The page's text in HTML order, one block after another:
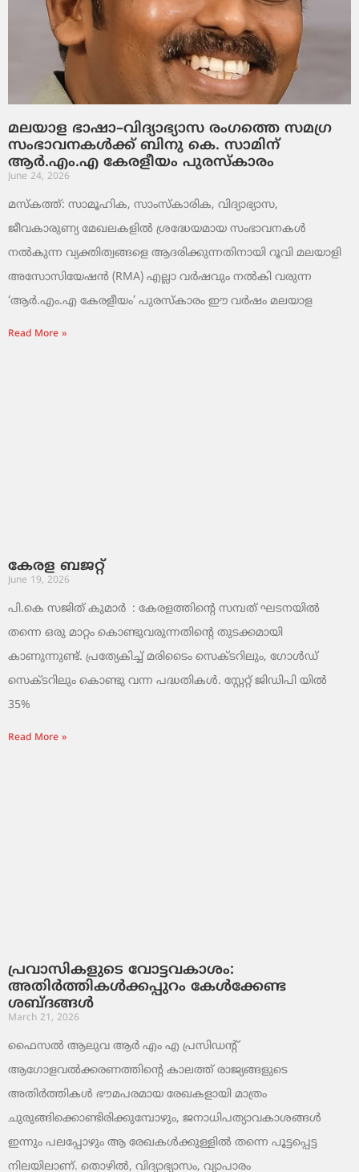
മലയാള ഭാഷാ–വിദ്യാഭ്യാസ രംഗത്തെ സമഗ്ര
സംഭാവനകൾക്ക് ബിനു കെ. സാമിന്
ആർ.എം.എ കേരളീയം പുരസ്‌കാരം
June 24, 2026
മസ്കത്ത്: സാമൂഹിക, സാംസ്‌കാരിക, വിദ്യാഭ്യാസ,
ജീവകാരുണ്യ മേഖലകളിൽ ശ്രദ്ധേയമായ സംഭാവനകൾ
നൽകുന്ന വ്യക്തിത്വങ്ങളെ ആദരിക്കുന്നതിനായി റൂവി മലയാളി
അസോസിയേഷൻ (RMA) എല്ലാ വർഷവും നൽകി വരുന്ന
‘ആർ.എം.എ കേരളീയം’ പുരസ്‌കാരം ഈ വർഷം മലയാള
Read More »
കേരള ബജറ്റ്
June 19, 2026
പി.കെ സജിത് കുമാര്‍ : കേരളത്തിന്റെ സമ്പത് ഘടനയിൽ
തന്നെ ഒരു മാറ്റം കൊണ്ടുവരുന്നതിന്റെ തുടക്കമായി
കാണുന്നുണ്ട്. പ്രത്യേകിച്ച് മരിടൈം സെക്ടറിലും, ഗോൾഡ്
സെക്ടറിലും കൊണ്ടു വന്ന പദ്ധതികൾ. സ്റ്റേറ്റ് ജിഡിപി യിൽ
35%
Read More »
പ്രവാസികളുടെ വോട്ടവകാശം:
അതിർത്തികൾക്കപ്പുറം കേൾക്കേണ്ട
ശബ്ദങ്ങൾ
March 21, 2026
ഫൈസൽ ആലുവ ആർ എം എ പ്രസിഡന്റ്
ആഗോളവൽക്കരണത്തിന്റെ കാലത്ത് രാജ്യങ്ങളുടെ
അതിർത്തികൾ ഭൗമപരമായ രേഖകളായി മാത്രം
ചുരുങ്ങിക്കൊണ്ടിരിക്കുമ്പോഴും, ജനാധിപത്യാവകാശങ്ങൾ
ഇന്നും പലപ്പോഴും ആ രേഖകൾക്കുള്ളിൽ തന്നെ പൂട്ടപ്പെട്ട
നിലയിലാണ്. തൊഴിൽ, വിദ്യാഭ്യാസം, വ്യാപാരം